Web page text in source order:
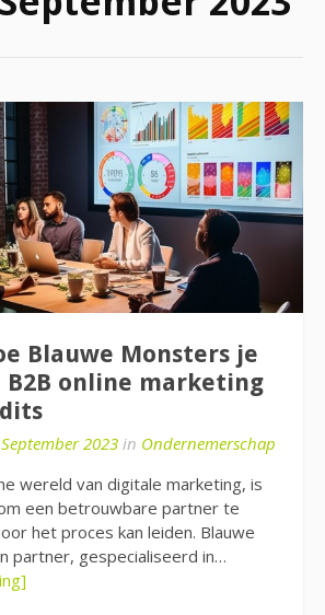
Blauwe Monsters je
online marketing
2023 in Ondernemerschap
wereld van digitale marketing, is
een betrouwbare partner te
het proces kan leiden. Blauwe
partner, gespecialiseerd in…